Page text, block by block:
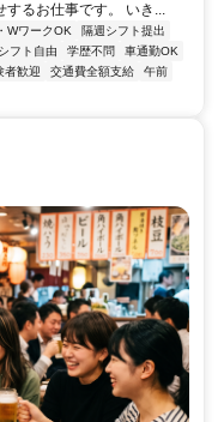
するお仕事です。 いき...
WワークOK
隔週シフト提出
シフト自由 学歴不問
車通勤OK
者歓迎 交通費全額支給
午前